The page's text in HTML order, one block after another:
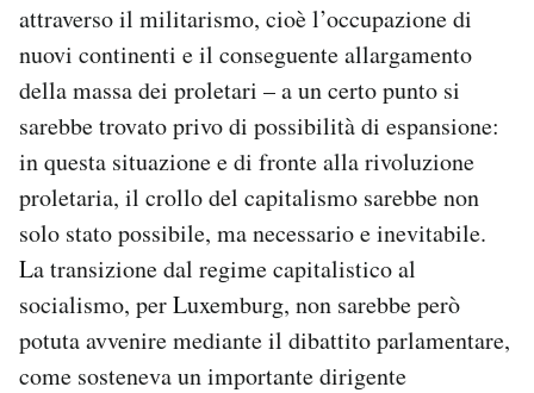
attraverso il militarismo, cioè l’occupazione di
nuovi continenti e il conseguente allargamento
della massa dei proletari – a un certo punto si
sarebbe trovato privo di possibilità di espansione:
in questa situazione e di fronte alla rivoluzione
proletaria, il crollo del capitalismo sarebbe non
solo stato possibile, ma necessario e inevitabile.
La transizione dal regime capitalistico al
socialismo, per Luxemburg, non sarebbe però
potuta avvenire mediante il dibattito parlamentare,
come sosteneva un importante dirigente